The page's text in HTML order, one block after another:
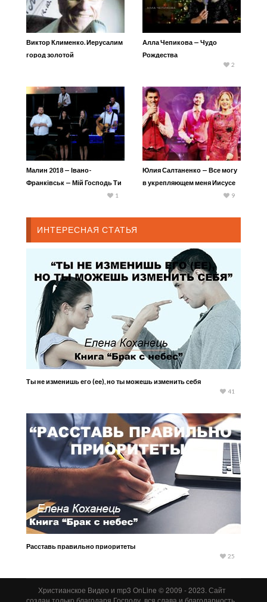
Виктор Клименко. Иерусалим
город золотой
Алла Чепикова — Чудо
Рождества
2
Малин 2018 — Івано-
Франківськ — Мій Господь Ти
1
Юлия Салтаненко — Все могу
в укрепляющем меня Иисусе
9
ИНТЕРЕСНАЯ СТАТЬЯ
Ты не изменишь его (ее), но ты можешь изменить себя
41
Расставь правильно приоритеты
25
Христианское Видео и mp3 OnLine © 2009 - 2023. Сайт
создан только благодаря Господу, вся слава и благодарность